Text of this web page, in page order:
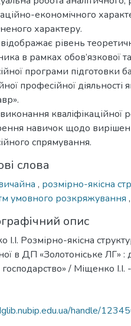
економічного
характеру.
рівень
в рамках обов’язкової
програми підготовки
професійної
кваліфікаційної
навичок щодо
спрямування.
слова
, розмірно-якісна
умовного розкряжування ,
опис
І.І. Розмірно-якісна
в ДП «Золотоніське ЛГ» :
господарство» / Міщенко
handle/